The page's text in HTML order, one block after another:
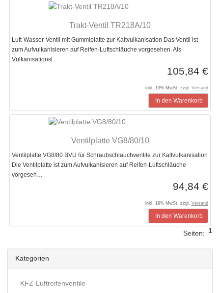
Trakt-Ventil TR218A/10
Luft-Wasser-Ventil mit Gummiplatte zur Kaltvulkanisation Das Ventil ist
zum Aufvulkanisieren auf Reifen-Luftschläuche vorgesehen. Als
Vulkanisationsl…
105,84 €
inkl. 19% MwSt. zzgl. Versand
In den Warenkorb
Ventilplatte VG8/80/10
Ventilplatte VG8/80 BVU für Schraubschlauchventile zur Kaltvulkanisation
Die Ventilplatte ist zum Aufvulkanisieren auf Reifen-Luftschläuche
vorgeseh…
94,84 €
inkl. 19% MwSt. zzgl. Versand
In den Warenkorb
1
Seiten:
Kategorien
KFZ-Luftreifenventile